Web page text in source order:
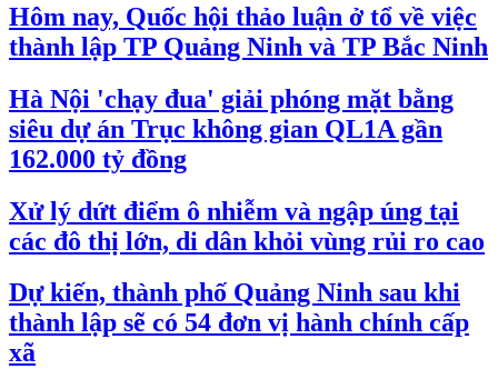
Hôm nay, Quốc hội thảo luận ở tổ về việc
thành lập TP Quảng Ninh và TP Bắc Ninh
Hà Nội 'chạy đua' giải phóng mặt bằng
siêu dự án Trục không gian QL1A gần
162.000 tỷ đồng
Xử lý dứt điểm ô nhiễm và ngập úng tại
các đô thị lớn, di dân khỏi vùng rủi ro cao
Dự kiến, thành phố Quảng Ninh sau khi
thành lập sẽ có 54 đơn vị hành chính cấp
xã